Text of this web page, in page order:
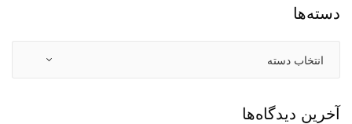
دسته‌ها
آخرین دیدگاه‌ها